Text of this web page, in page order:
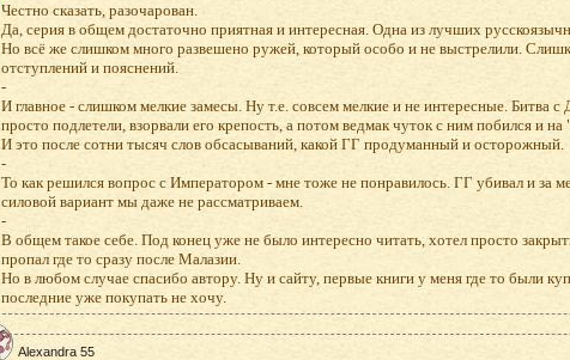
Честно сказать, разочарован.
Да, серия в общем достаточно приятная и интересная. Одна из лучших
Но всё же слишком много развешено ружей, который особо и не выстрелили.
отступлений и пояснений.
-
И главное - слишком мелкие замесы. Ну т.е. совсем мелкие и не интересные. Битва с
просто подлетели, взорвали его крепость, а потом ведмак чуток с ним побился и
И это после сотни тысяч слов обсасываний, какой ГГ продуманный и осторожный.
-
То как решился вопрос с Императором - мне тоже не понравилось. ГГ убивал и за
силовой вариант мы даже не рассматриваем.
-
В общем такое себе. Под конец уже не было интересно читать, хотел просто
пропал где то сразу после Малазии.
Но в любом случае спасибо автору. Ну и сайту, первые книги у меня где то были
последние уже покупать не хочу.
Alexandra 55